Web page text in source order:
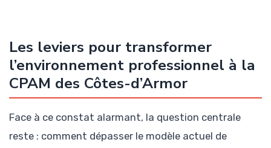
Les leviers pour transformer
l’environnement professionnel à la
CPAM des Côtes-d’Armor
Face à ce constat alarmant, la question centrale
reste : comment dépasser le modèle actuel de